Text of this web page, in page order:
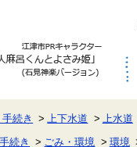
続き 上下水道 上水道
続き ごみ・環境 環境